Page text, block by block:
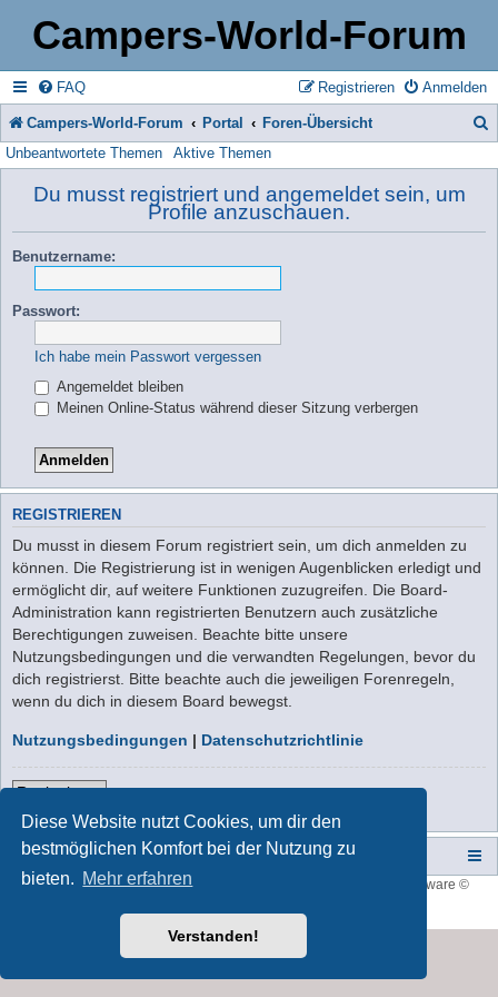
Diese Website nutzt Cookies, um dir den
bestmöglichen Komfort bei der Nutzung zu
bieten. Mehr erfahren
Verstanden!
Campers-World-Forum
FAQ Anmelden
Registrieren
Campers-World-Forum Portal Foren-Übersicht
Unbeantwortete Themen Aktive Themen
Du musst registriert und angemeldet sein, um
Profile anzuschauen.
Benutzername:
Passwort:
Ich habe mein Passwort vergessen
Angemeldet bleiben
Meinen Online-Status während dieser Sitzung verbergen
REGISTRIEREN
Du musst in diesem Forum registriert sein, um dich anmelden zu
können. Die Registrierung ist in wenigen Augenblicken erledigt und
ermöglicht dir, auf weitere Funktionen zuzugreifen. Die Board-
Administration kann registrierten Benutzern auch zusätzliche
Berechtigungen zuweisen. Beachte bitte unsere
Nutzungsbedingungen und die verwandten Regelungen, bevor du
dich registrierst. Bitte beachte auch die jeweiligen Forenregeln,
wenn du dich in diesem Board bewegst.
Nutzungsbedingungen | Datenschutzrichtlinie
Registrieren
Campers-World-Forum Portal Foren-Übersicht
Style developer byforum tricolor
® Forum Software ©
Deutsche Übersetzung durch